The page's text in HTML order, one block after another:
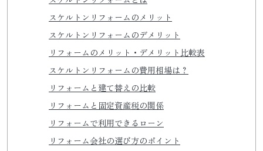
スケルトンリフォームのメリット
スケルトンリフォームのデメリット
リフォームのメリット・デメリット比較表
スケルトンリフォームの費用相場は？
リフォームと建て替えの比較
リフォームと固定資産税の関係
リフォームで利用できるローン
リフォーム会社の選び方のポイント